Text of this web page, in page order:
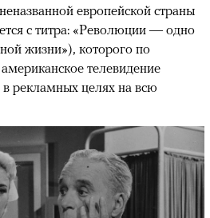
европейской страны
с титра: «Революции — одно
жизни»), которого по
телевидение
в рекламных целях на всю